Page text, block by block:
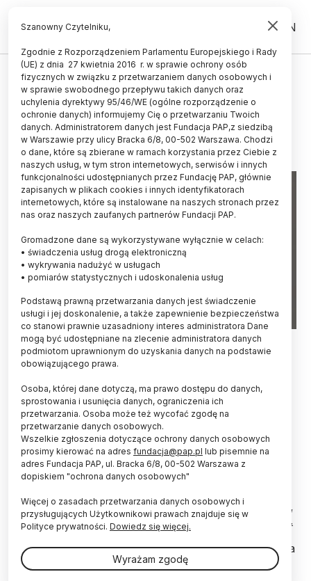
PL EN
GRANTY I KONKURSY
12 kroków do grantu ERC
07.10.2023
aktualizacja: 07.10.2023
6 minut czytania
Prof. Piotr Sankowski. Źródło: IDEAS NCBR
Popularyzacja własnych badań, pisanie wniosku
językiem przystępnym dla laików, szukanie
kontekstów i zastosowań – to wybrane kroki do
sukcesu w zdobyciu grantu ERC, jakie
rekomenduje polskim naukowcom prof. Pior
Sankowski z Uniwersytetu Warszawskiego.
Podczas spotkania w IDEAS NCBR (ośrodku
inteligencji) informatyk radził naukowcom, co zrobić,
aby aplikacja o grant zakończyła się sukcesem.
Prof.
Sankowski
w 12 punktach nakreślił sprawdzone
metody ubiegania się o środki europejskie na badania
naukowe.
Szanowny Czytelniku,
Zgodnie z Rozporządzeniem Parlamentu Europejskiego i Rady
(UE) z dnia 27 kwietnia 2016 r. w sprawie ochrony osób
fizycznych w związku z przetwarzaniem danych osobowych i
w sprawie swobodnego przepływu takich danych oraz
uchylenia dyrektywy 95/46/WE (ogólne rozporządzenie o
ochronie danych) informujemy Cię o przetwarzaniu Twoich
danych. Administratorem danych jest Fundacja PAP,z siedzibą
w Warszawie przy ulicy Bracka 6/8, 00-502 Warszawa. Chodzi
o dane, które są zbierane w ramach korzystania przez Ciebie z
naszych usług, w tym stron internetowych, serwisów i innych
funkcjonalności udostępnianych przez Fundację PAP, głównie
zapisanych w plikach cookies i innych identyfikatorach
internetowych, które są instalowane na naszych stronach przez
nas oraz naszych zaufanych partnerów Fundacji PAP.
Gromadzone dane są wykorzystywane wyłącznie w celach:
• świadczenia usług drogą elektroniczną
• wykrywania nadużyć w usługach
• pomiarów statystycznych i udoskonalenia usług
Podstawą prawną przetwarzania danych jest świadczenie
usługi i jej doskonalenie, a także zapewnienie bezpieczeństwa
co stanowi prawnie uzasadniony interes administratora Dane
mogą być udostępniane na zlecenie administratora danych
podmiotom uprawnionym do uzyskania danych na podstawie
obowiązującego prawa.
Osoba, której dane dotyczą, ma prawo dostępu do danych,
sprostowania i usunięcia danych, ograniczenia ich
przetwarzania. Osoba może też wycofać zgodę na
przetwarzanie danych osobowych.
Wszelkie zgłoszenia dotyczące ochrony danych osobowych
prosimy kierować na adres fundacja@pap.pl lub pisemnie na
adres Fundacja PAP, ul. Bracka 6/8, 00-502 Warszawa z
dopiskiem "ochrona danych osobowych"
Więcej o zasadach przetwarzania danych osobowych i
przysługujących Użytkownikowi prawach znajduje się w
Polityce prywatności. Dowiedz się więcej.
Wyrażam zgodę